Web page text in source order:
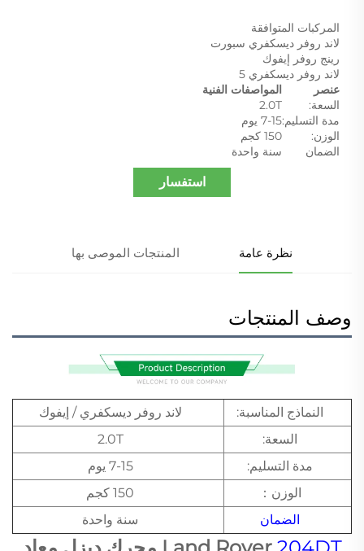
المركبات المتوافقة
لاند روفر ديسكفري سبورت
رينج روفر إيفوك
لاند روفر ديسكفري 5
عنصر
المواصفات الفنية
السعة:
2.0T
مدة التسليم:7-15 يوم
الوزن:
150 كجم
الضمان
سنة واحدة
استفسار
نظرة عامة المنتجات الموصى بها
وصف المنتجات
النماذج المناسبة:
لاند روفر ديسكفري / إيفوك
السعة:
2.0T
مدة التسليم:
7-15 يوم
الوزن：
150 كجم
الضمان
سنة واحدة